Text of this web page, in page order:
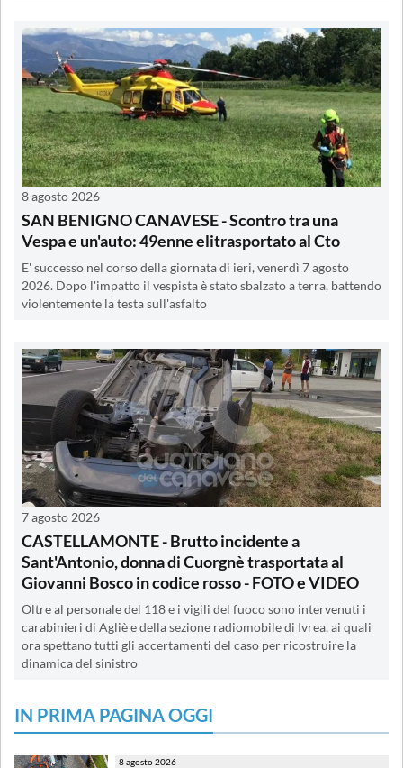
8 agosto 2026
SAN BENIGNO CANAVESE - Scontro tra una
Vespa e un'auto: 49enne elitrasportato al Cto
E' successo nel corso della giornata di ieri, venerdì 7 agosto
2026. Dopo l'impatto il vespista è stato sbalzato a terra, battendo
violentemente la testa sull'asfalto
7 agosto 2026
CASTELLAMONTE - Brutto incidente a
Sant'Antonio, donna di Cuorgnè trasportata al
Giovanni Bosco in codice rosso - FOTO e VIDEO
Oltre al personale del 118 e i vigili del fuoco sono intervenuti i
carabinieri di Agliè e della sezione radiomobile di Ivrea, ai quali
ora spettano tutti gli accertamenti del caso per ricostruire la
dinamica del sinistro
IN PRIMA PAGINA OGGI
8 agosto 2026